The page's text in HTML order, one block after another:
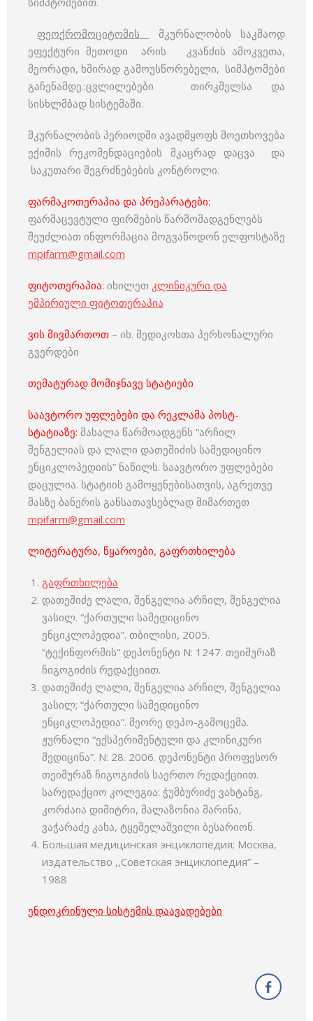
ფეოქრომოციტომის
მკურნალობის საკმაოდ
ეფექტური მეთოდი არის კვანძის ამოკვეთა,
მეორადი, ხშირად გამოუსწორებელი, სიმპტომები
გაჩენამდე.:ცვლილებები თირკმელსა და
სისხლმბად სისტემაში.
მკურნალობის პერიოდში ავადმყოფს მოეთხოვება
ექიმის რეკომენდაციების მკაცრად დაცვა და
საკუთარი შეგრძნებების კონტროლი.
ფარმაკოთერაპია და პრეპარატები:
ფარმაცევტული ფირმების წარმომადგენლებს
შეუძლიათ ინფორმაცია მოგვაწოდონ ელფოსტაზე
mpifarm@gmail.com
ფიტოთერაპია: იხილეთ კლინიკური და
ემპირიული ფიტოთერაპია
ვის მივმართოთ – იხ. მედიკოსთა პერსონალური
გვერდები
თემატურად მომიჯნავე სტატიები
საავტორო უფლებები და რეკლამა პოსტ-
სტატიაზე: მასალა წარმოადგენს “არჩილ
შენგელიას და ლალი დათეშიძის სამედიცინო
ენციკლოპედიის” ნაწილს. საავტორო უფლებები
დაცულია. სტატიის გამოყენებისათვის, აგრეთვე
მასზე ბანერის განსათავსებლად მიმართეთ
mpifarm@gmail.com
ლიტერატურა, წყაროები, გაფრთხილება
გაფრთხილება
დათეშიძე ლალი, შენგელია არჩილ, შენგელია
ვასილ. “ქართული სამედიცინო
ენციკლოპედია”. თბილისი, 2005.
“ტექინფორმის” დეპონენტი N: 1247. თეიმურაზ
ჩიგოგიძის რედაქციით.
დათეშიძე ლალი, შენგელია არჩილ, შენგელია
ვასილ; “ქართული სამედიცინო
ენციკლოპედია”. მეორე დეპო-გამოცემა.
ჟურნალი “ექსპერიმენტული და კლინიკური
მედიცინა”. N: 28. 2006. დეპონენტი პროფესორ
თეიმურაზ ჩიგოგიძის საერთო რედაქციით.
სარედაქციო კოლეგია: ჭუმბურიძე ვახტანგ,
კორძაია დიმიტრი, მალაზონია მარინა,
ვაჭარაძე კახა, ტყეშელაშვილი ბესარიონ.
Большая медицинская энциклопедия; Москва,
издательство ,,Советская энциклопедия” –
1988
ენდოკრინული სისტემის დაავადებები